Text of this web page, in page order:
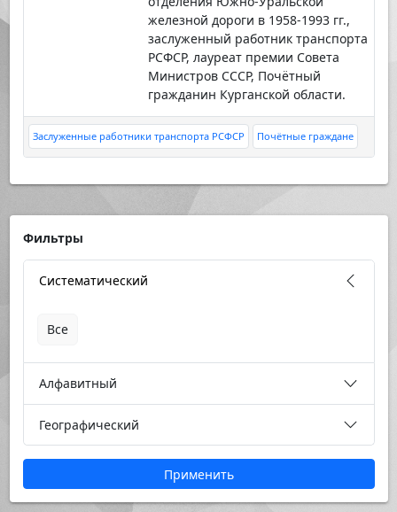
железной дороги в 1958-1993 гг.,
заслуженный работник транспорта
РСФСР, лауреат премии Совета
Министров СССР, Почётный
гражданин Курганской области.
Заслуженные работники транспорта РСФСР Почётные граждане
Фильтры
Систематический
Все
Алфавитный
Географический
Применить